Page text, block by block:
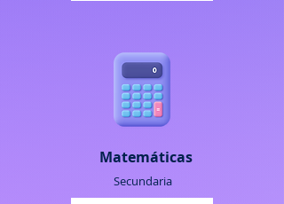
Matemáticas
Secundaria